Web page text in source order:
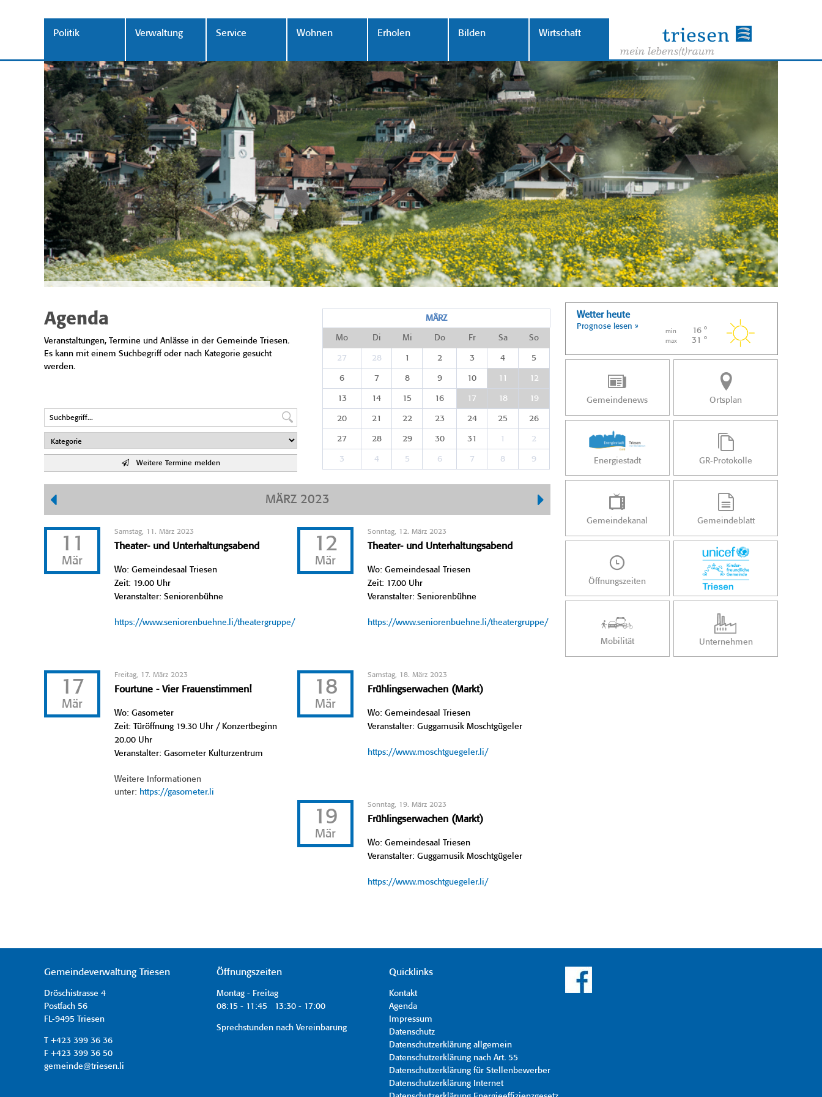
Politik Verwaltung Service Wohnen Erholen Bilden Wirtschaft
Agenda
Veranstaltungen, Termine und Anlässe in der Gemeinde Triesen.
Es kann mit einem Suchbegriff oder nach Kategorie gesucht
werden.
Weitere Termine melden
MÄRZ
Mo Di Mi Do Fr Sa So
27 28 1 2 3 4 5
6 7 8 9 10 11 12
13 14 15 16 17 18 19
20 21 22 23 24 25 26
27 28 29 30 31 1 2
3 4 5 6 7 8 9
MÄRZ 2023
11
Mär
Samstag, 11. März 2023
Theater- und Unterhaltungsabend
Wo: Gemeindesaal Triesen
Zeit: 19.00 Uhr
Veranstalter: Seniorenbühne
https://www.seniorenbuehne.li/theatergruppe/
12
Mär
Sonntag, 12. März 2023
Theater- und Unterhaltungsabend
Wo: Gemeindesaal Triesen
Zeit: 17.00 Uhr
Veranstalter: Seniorenbühne
https://www.seniorenbuehne.li/theatergruppe/
17
Mär
Freitag, 17. März 2023
Fourtune - Vier Frauenstimmen!
Wo: Gasometer
Zeit: Türöffnung 19.30 Uhr / Konzertbeginn
20.00 Uhr
Veranstalter: Gasometer Kulturzentrum
Weitere Informationen
unter: https://gasometer.li
18
Mär
Samstag, 18. März 2023
Frühlingserwachen (Markt)
Wo: Gemeindesaal Triesen
Veranstalter: Guggamusik Moschtgügeler
https://www.moschtguegeler.li/
19
Mär
Sonntag, 19. März 2023
Frühlingserwachen (Markt)
Wo: Gemeindesaal Triesen
Veranstalter: Guggamusik Moschtgügeler
https://www.moschtguegeler.li/
Wetter heute
Prognose lesen »
min 16 °
max 31 °
Gemeindenews Ortsplan
Energiestadt GR-Protokolle
Gemeindekanal Gemeindeblatt
Öffnungszeiten
Mobilität Unternehmen
Gemeindeverwaltung Triesen
Dröschistrasse 4
Postfach 56
FL-9495 Triesen
T +423 399 36 36
F +423 399 36 50
gemeinde@triesen.li
Öffnungszeiten
Montag - Freitag
08:15 - 11:45 13:30 - 17:00
Sprechstunden nach Vereinbarung
Quicklinks
Kontakt
Agenda
Impressum
Datenschutz
Datenschutzerklärung allgemein
Datenschutzerklärung nach Art. 55
Datenschutzerklärung für Stellenbewerber
Datenschutzerklärung Internet